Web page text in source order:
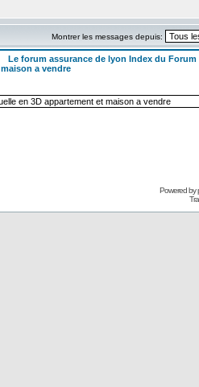
Montrer les messages depuis:
Le forum assurance de lyon Index du Forum
maison a vendre
Powered by